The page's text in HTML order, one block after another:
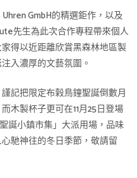
GmbH的精選鉅作，以及
先生為此次合作專程帶來個人
得以近距離欣賞黑森林地區製
入濃厚的文藝氛圍。
記把限定布榖鳥鐘聖誕倒數月
木製杯子更可在11月25日登場
誕小鎮市集」大派用場，品味
馳神往的冬日季節，敬請留